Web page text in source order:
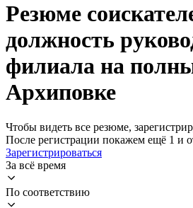
Резюме
должность
филиала на
Архиповке
Чтобы видеть все резюме,
После регистрации покажем ещё 1 и
Зарегистрироваться
За всё время
По соответствию